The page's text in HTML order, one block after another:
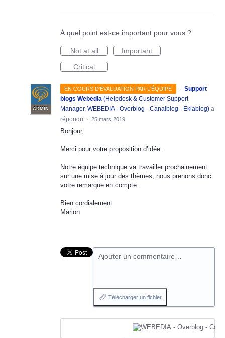
À quel point est-ce important pour vous ?
Not at all
Important
Critical
EN COURS D'ÉVALUATION PAR L'ÉQUIPE ·
ADMIN
Support
blogs Webedia (Helpdesk & Customer Support
Manager, WEBEDIA - Overblog - Canalblog - Eklablog) a
répondu
· 25 mars 2019
Bonjour,
Merci pour votre proposition d’idée.
Notre équipe technique va travailler prochainement
sur une mise à jour des thèmes, nous prenons donc
votre remarque en compte.
Bien cordialement
Marion
Ajouter un commentaire…
Télécharger un fichier